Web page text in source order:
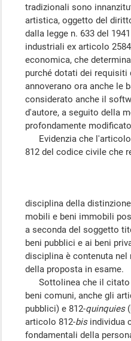
tradizionali sono
artistica, oggetto del
dalla legge n. 633 del
industriali ex articolo
economica, che
purché dotati dei
annoverano ora anche le
considerato anche il
d'autore, a seguito della
profondamente
Evidenzia che l'articolo
812 del codice civile che
disciplina della
mobili e beni immobili
a seconda del soggetto
beni pubblici e ai beni
disciplina è contenuta nel
della proposta in esame.
Sottolinea che il citato
beni comuni, anche gli
pubblici) e 812-quinquies
articolo 812-bisindividua
fondamentali della